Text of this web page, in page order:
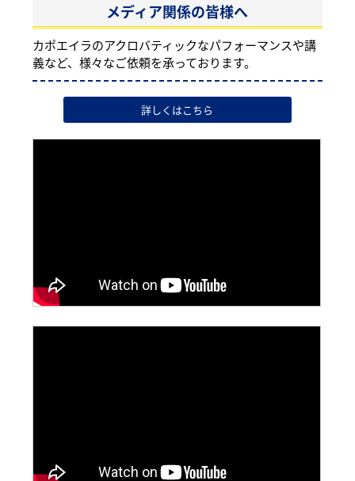
メディア関係の皆様へ
カポエイラのアクロバティックなパフォーマンスや講
義など、様々なご依頼を承っております。
詳しくはこちら